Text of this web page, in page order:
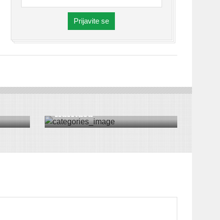
Prijavite se
DRUŠTVO|VESTI|SREMSKA MITROVICA
Karitasa